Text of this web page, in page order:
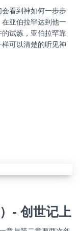
看到神如何一步步
亚伯拉罕达到他一
试炼，亚伯拉罕靠
可以清楚的听见神
- 创世记上